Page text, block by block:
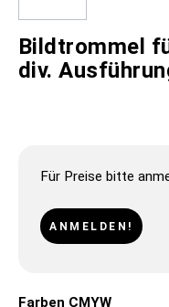
Bildtrommel
div.
Für Preise bitte
ANMELDEN!
Farben CMYW